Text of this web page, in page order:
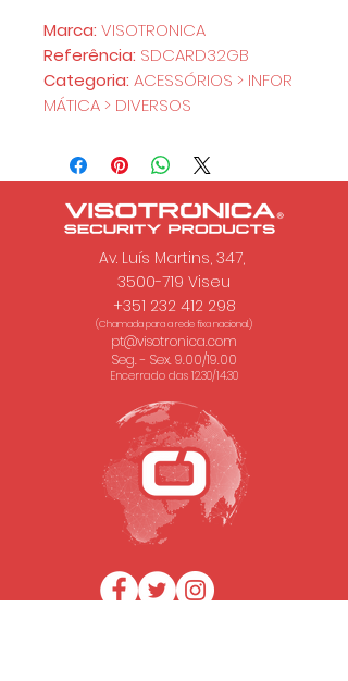
Marca: VISOTRONICA
Referência: SDCARD32GB
Categoria: ACESSÓRIOS > INFOR
MÁTICA > DIVERSOS
Av. Luís Martins, 347,
3500-719 Viseu
+351 232 412 298
(Chamada para a rede fixa nacional.)
pt@visotronica.com
Seg. - Sex. 9.00/19.00
Encerrado das 12.30/14.30